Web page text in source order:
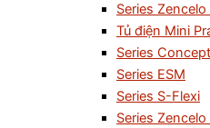
Series Zencelo
Tủ điện Mini
Series Concept
Series ESM
Series S-Flexi
Series